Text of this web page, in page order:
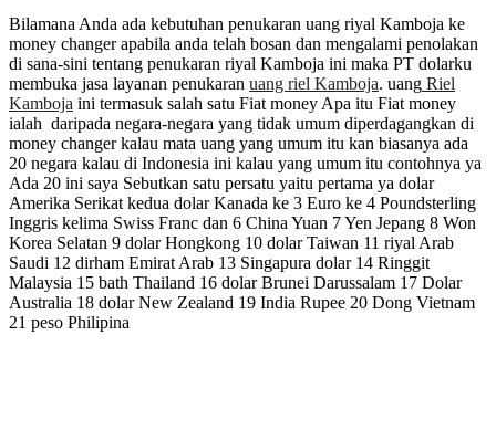
Bilamana Anda ada kebutuhan penukaran uang riyal Kamboja ke
money changer apabila anda telah bosan dan mengalami penolakan
di sana-sini tentang penukaran riyal Kamboja ini maka PT dolarku
membuka jasa layanan penukaran uang riel Kamboja. uang Riel
Kamboja ini termasuk salah satu Fiat money Apa itu Fiat money
ialah daripada negara-negara yang tidak umum diperdagangkan di
money changer kalau mata uang yang umum itu kan biasanya ada
20 negara kalau di Indonesia ini kalau yang umum itu contohnya ya
Ada 20 ini saya Sebutkan satu persatu yaitu pertama ya dolar
Amerika Serikat kedua dolar Kanada ke 3 Euro ke 4 Poundsterling
Inggris kelima Swiss Franc dan 6 China Yuan 7 Yen Jepang 8 Won
Korea Selatan 9 dolar Hongkong 10 dolar Taiwan 11 riyal Arab
Saudi 12 dirham Emirat Arab 13 Singapura dolar 14 Ringgit
Malaysia 15 bath Thailand 16 dolar Brunei Darussalam 17 Dolar
Australia 18 dolar New Zealand 19 India Rupee 20 Dong Vietnam
21 peso Philipina